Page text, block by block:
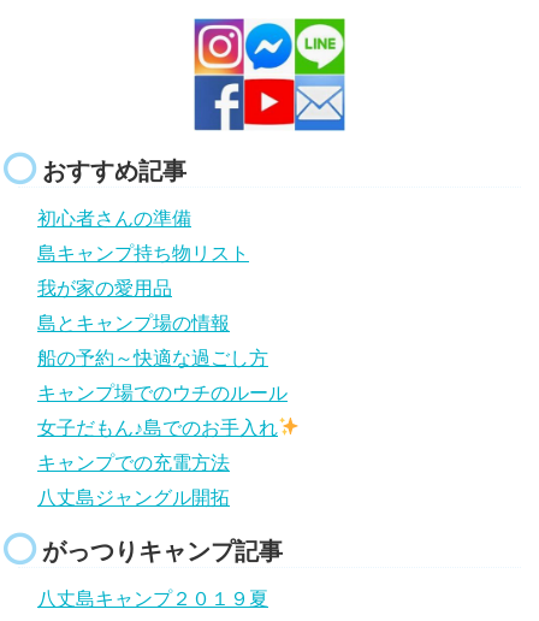
おすすめ記事
初心者さんの準備
島キャンプ持ち物リスト
我が家の愛用品
島とキャンプ場の情報
船の予約～快適な過ごし方
キャンプ場でのウチのルール
女子だもん♪島でのお手入れ
キャンプでの充電方法
八丈島ジャングル開拓
がっつりキャンプ記事
八丈島キャンプ２０１９夏